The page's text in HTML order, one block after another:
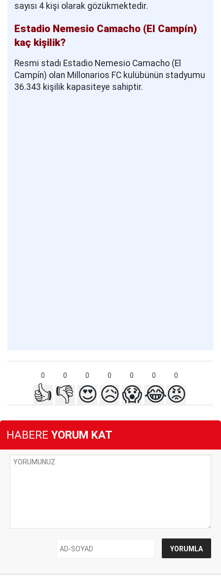
sayısı 4 kişi olarak gözükmektedir.
Estadio Nemesio Camacho (El Campín)
kaç kişilik?
Resmi stadı Estadio Nemesio Camacho (El
Campín) olan Millonarios FC kulübünün stadyumu
36.343 kişilik kapasiteye sahiptir.
0 0 0 0 0 0 0
👍 👎 😍😥😱😂😡
HABERE YORUM KAT